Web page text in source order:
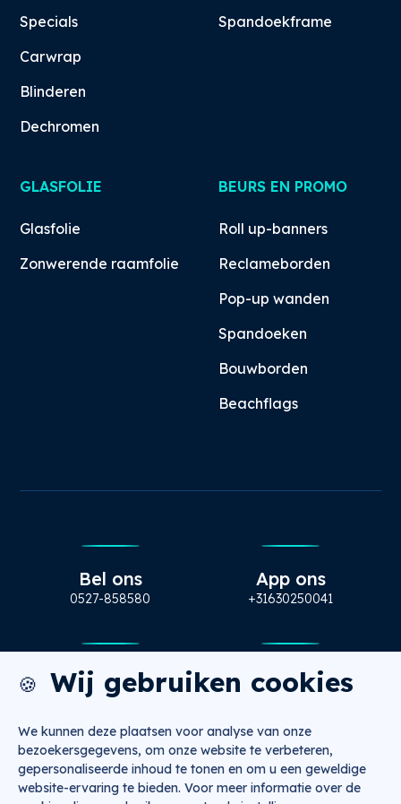
Specials
Carwrap
Blinderen
Dechromen
Spandoekframe
GLASFOLIE
Glasfolie
Zonwerende raamfolie
BEURS EN PROMO
Roll up-banners
Reclameborden
Pop-up wanden
Spandoeken
Bouwborden
Beachflags
Bel ons
0527-858580
App ons
+31630250041
Mail ons
info@nugtr.nl
Bezoek ons
Ecopark 63, Emmeloord
🍪 Wij gebruiken cookies
We kunnen deze plaatsen voor analyse van onze
bezoekersgegevens, om onze website te verbeteren,
gepersonaliseerde inhoud te tonen en om u een geweldige
website-ervaring te bieden. Voor meer informatie over de